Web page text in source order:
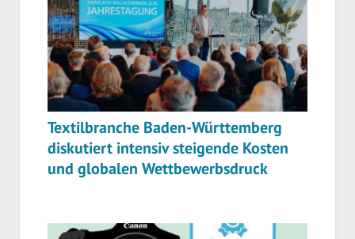
Textilbranche Baden-Württemberg
diskutiert intensiv steigende Kosten
und globalen Wettbewerbsdruck